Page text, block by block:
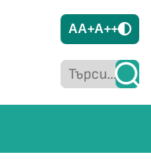
AA+A++